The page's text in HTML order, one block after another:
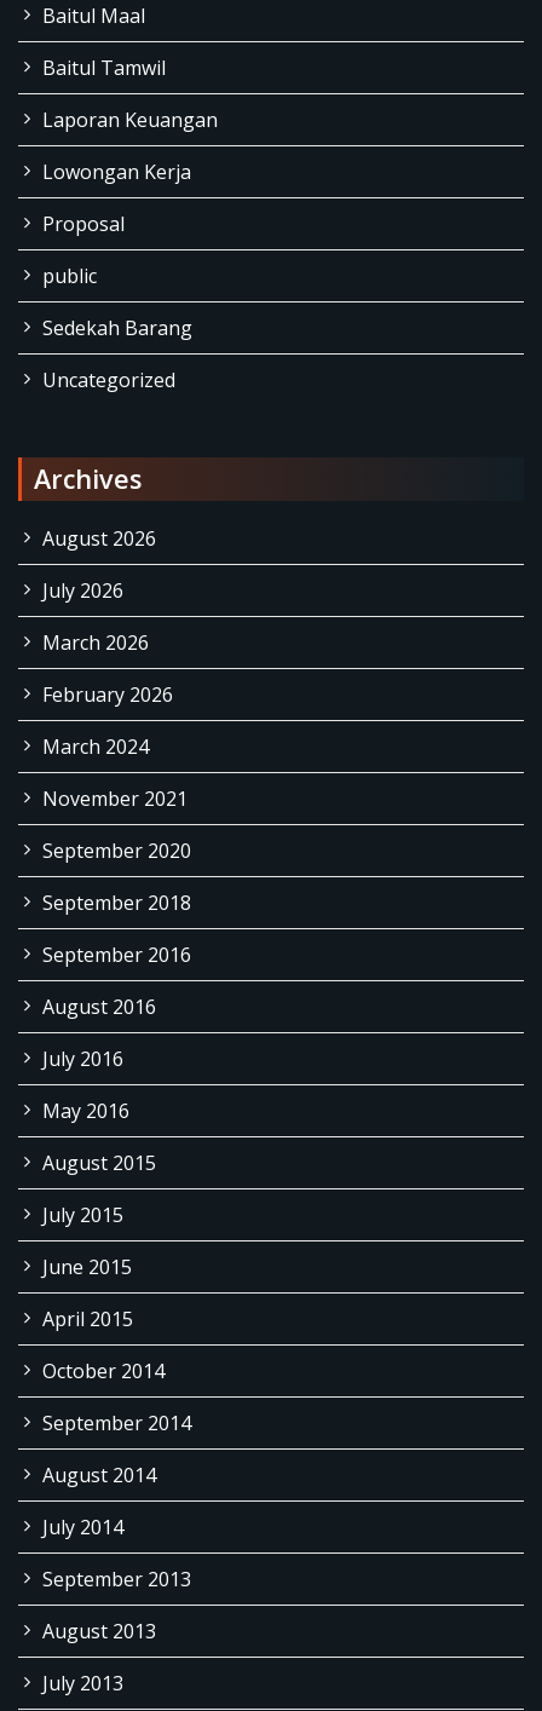
Baitul Maal
Baitul Tamwil
Laporan Keuangan
Lowongan Kerja
Proposal
public
Sedekah Barang
Uncategorized
Archives
August 2026
July 2026
March 2026
February 2026
March 2024
November 2021
September 2020
September 2018
September 2016
August 2016
July 2016
May 2016
August 2015
July 2015
June 2015
April 2015
October 2014
September 2014
August 2014
July 2014
September 2013
August 2013
July 2013